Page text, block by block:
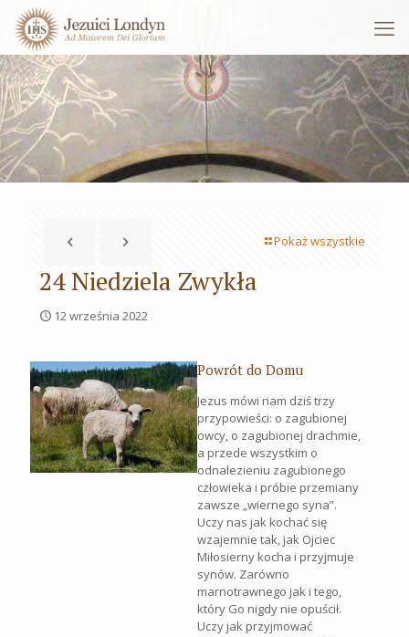
Pokaż wszystkie
24 Niedziela Zwykła
12 września 2022
Powrót do Domu
Jezus mówi nam dziś trzy
przypowieści: o zagubionej
owcy, o zagubionej drachmie,
a przede wszystkim o
odnalezieniu zagubionego
człowieka i próbie przemiany
zawsze „wiernego syna”.
Uczy nas jak kochać się
wzajemnie tak, jak Ojciec
Miłosierny kocha i przyjmuje
synów. Zarówno
marnotrawnego jak i tego,
który Go nigdy nie opuścił.
Uczy jak przyjmować